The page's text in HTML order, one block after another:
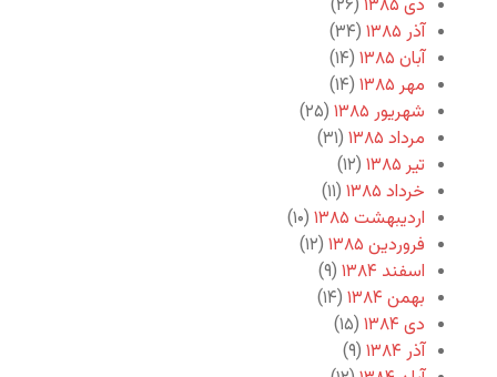
دی ۱۳۸۵
(۲۶)
آذر ۱۳۸۵
(۳۴)
آبان ۱۳۸۵
(۱۴)
مهر ۱۳۸۵
(۱۴)
شهریور ۱۳۸۵
(۲۵)
مرداد ۱۳۸۵
(۳۱)
تیر ۱۳۸۵
(۱۲)
خرداد ۱۳۸۵
(۱۱)
اردیبهشت ۱۳۸۵
(۱۰)
فروردین ۱۳۸۵
(۱۲)
اسفند ۱۳۸۴
(۹)
بهمن ۱۳۸۴
(۱۴)
دی ۱۳۸۴
(۱۵)
آذر ۱۳۸۴
(۹)